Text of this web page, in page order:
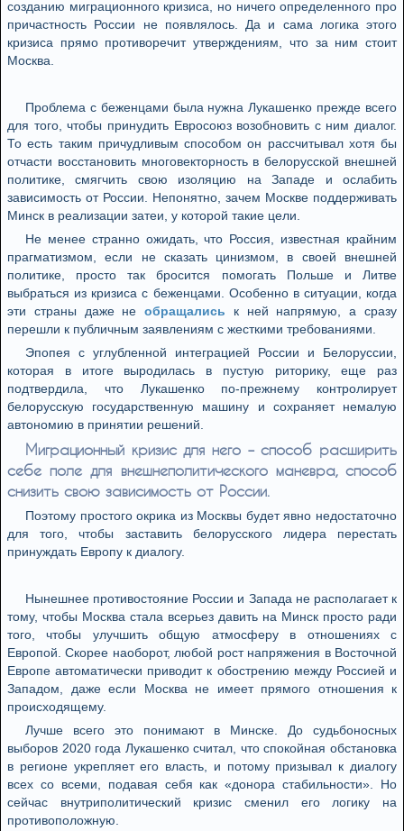
созданию миграционного кризиса, но ничего определенного про
причастность России не появлялось. Да и сама логика этого
кризиса прямо противоречит утверждениям, что за ним стоит
Москва.
Проблема с беженцами была нужна Лукашенко прежде всего
для того, чтобы принудить Евросоюз возобновить с ним диалог.
То есть таким причудливым способом он рассчитывал хотя бы
отчасти восстановить многовекторность в белорусской внешней
политике, смягчить свою изоляцию на Западе и ослабить
зависимость от России. Непонятно, зачем Москве поддерживать
Минск в реализации затеи, у которой такие цели.
Не менее странно ожидать, что Россия, известная крайним
прагматизмом, если не сказать цинизмом, в своей внешней
политике, просто так бросится помогать Польше и Литве
выбраться из кризиса с беженцами. Особенно в ситуации, когда
эти страны даже необращались к ней напрямую, а сразу
перешли к публичным заявлениям с жесткими требованиями.
Эпопея с углубленной интеграцией России и Белоруссии,
которая в итоге выродилась в пустую риторику, еще раз
подтвердила, что Лукашенко по-прежнему контролирует
белорусскую государственную машину и сохраняет немалую
автономию в принятии решений.
Миграционный кризис для него – способ расширить
себе поле для внешнеполитического маневра, способ
снизить свою зависимость от России.
Поэтому простого окрика из Москвы будет явно недостаточно
для того, чтобы заставить белорусского лидера перестать
принуждать Европу к диалогу.
Нынешнее противостояние России и Запада не располагает к
тому, чтобы Москва стала всерьез давить на Минск просто ради
того, чтобы улучшить общую атмосферу в отношениях с
Европой. Скорее наоборот, любой рост напряжения в Восточной
Европе автоматически приводит к обострению между Россией и
Западом, даже если Москва не имеет прямого отношения к
происходящему.
Лучше всего это понимают в Минске. До судьбоносных
выборов 2020 года Лукашенко считал, что спокойная обстановка
в регионе укрепляет его власть, и потому призывал к диалогу
всех со всеми, подавая себя как «донора стабильности». Но
сейчас внутриполитический кризис сменил его логику на
противоположную.